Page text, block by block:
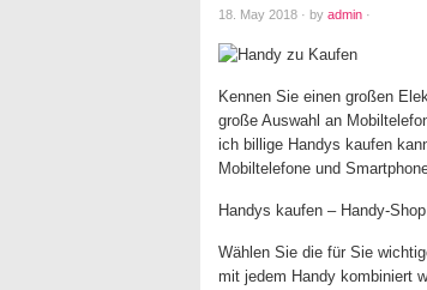
18. May 2018 · by admin ·
Kennen Sie einen großen
große Auswahl an
ich billige Handys kaufen
Mobiltelefone und
Handys kaufen – Handy-
Wählen Sie die für Sie
mit jedem Handy kombiniert